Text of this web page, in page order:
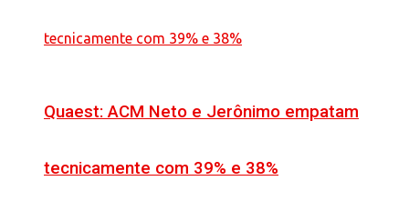
Quaest: ACM Neto e Jerônimo empatam
tecnicamente com 39% e 38%